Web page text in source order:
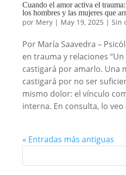
Cuando el amor activa el
los hombres y las mujeres que
por Mery| May 19, 2025 | Sin
Por María Saavedra –
en trauma y relaciones
castigará por amarlo. Una
castigará por no ser
mismo dolor: el vínculo
interna. En consulta, lo
« Entradas más antiguas